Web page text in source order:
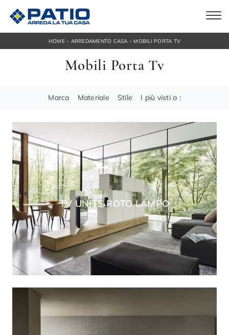
HOME- ARREDAMENTO CASA - MOBILI PORTA TV
Mobili Porta Tv
Marca Materiale Stile I più visti a :
TV UNITS ROTO LAMPO